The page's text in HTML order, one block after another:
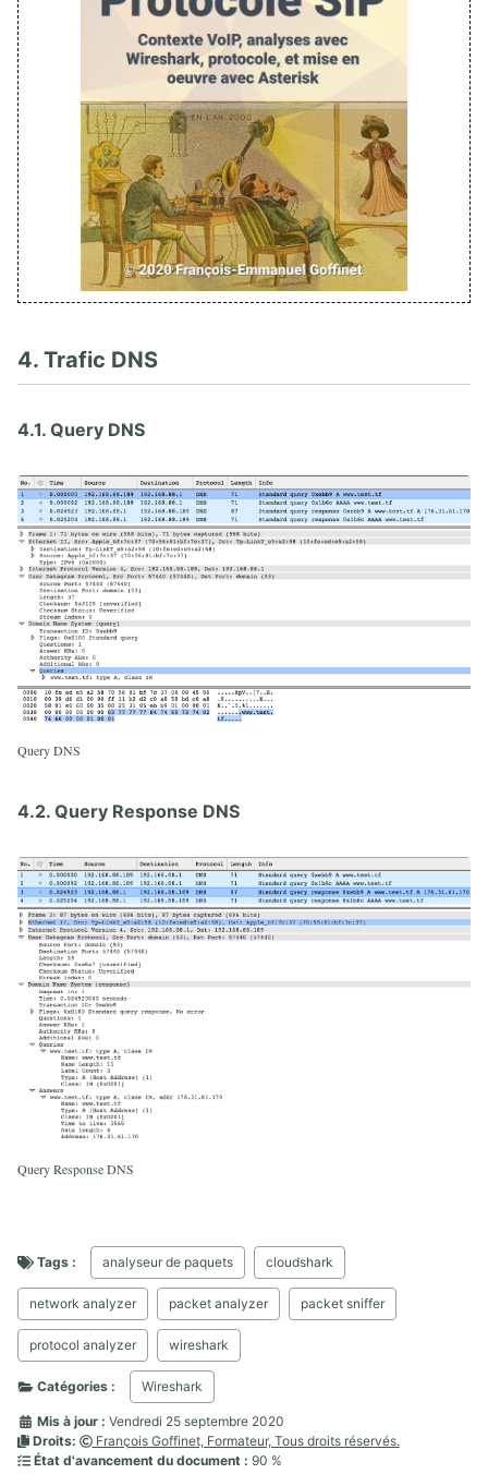
4. Trafic DNS
4.1. Query DNS
Query DNS
4.2. Query Response DNS
Query Response DNS
Tags : analyseur de paquets cloudshark
network analyzer packet analyzer packet sniffer
protocol analyzer wireshark
Catégories : Wireshark
Mis à jour : Vendredi 25 septembre 2020
Droits:
François Goffinet, Formateur, Tous droits réservés.
État d'avancement du document : 90 %